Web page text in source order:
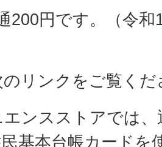
200円です。（令和
リンクをご覧くだ
ンスストアでは、
基本台帳カードを